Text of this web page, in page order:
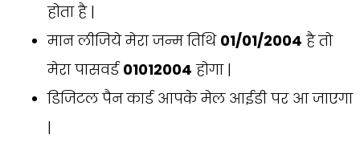
होता है |
मान लीजिये मेरा जन्म तिथि 01/01/2004 है तो
मेरा पासवर्ड01012004 होगा |
डिजिटल पैन कार्ड आपके मेल आईडी पर आ जाएगा
|